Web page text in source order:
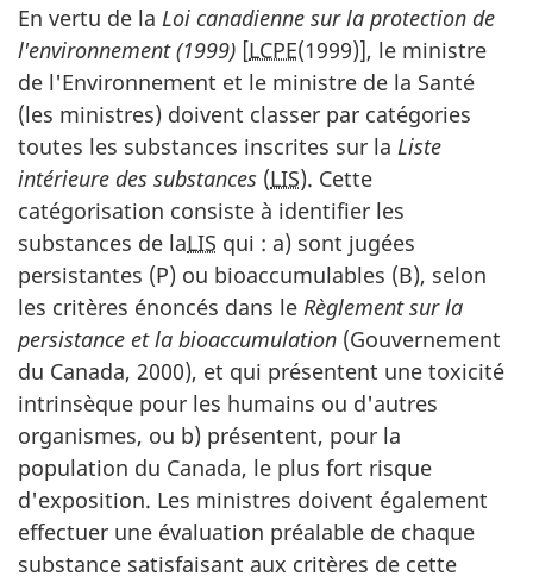
En vertu de la Loi canadienne sur la protection de
l'environnement (1999) [LCPE(1999)], le ministre
de l'Environnement et le ministre de la Santé
(les ministres) doivent classer par catégories
toutes les substances inscrites sur la Liste
intérieure des substances (LIS). Cette
catégorisation consiste à identifier les
substances de laLIS qui : a) sont jugées
persistantes (P) ou bioaccumulables (B), selon
les critères énoncés dans le Règlement sur la
persistance et la bioaccumulation (Gouvernement
du Canada, 2000), et qui présentent une toxicité
intrinsèque pour les humains ou d'autres
organismes, ou b) présentent, pour la
population du Canada, le plus fort risque
d'exposition. Les ministres doivent également
effectuer une évaluation préalable de chaque
substance satisfaisant aux critères de cette